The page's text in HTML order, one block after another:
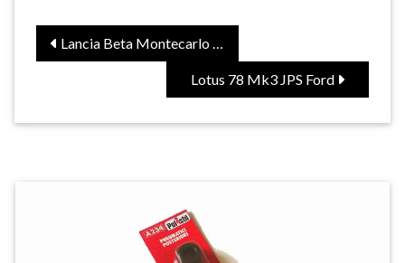
Lancia Beta Montecarlo 037 Martini Racing (SHP)
Lotus 78 Mk3 JPS Ford